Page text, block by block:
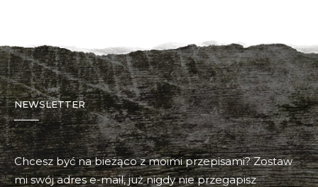
NEWSLETTER
Chcesz być na bieżąco z moimi przepisami? Zostaw
mi swój adres e-mail, już nigdy nie przegapisz